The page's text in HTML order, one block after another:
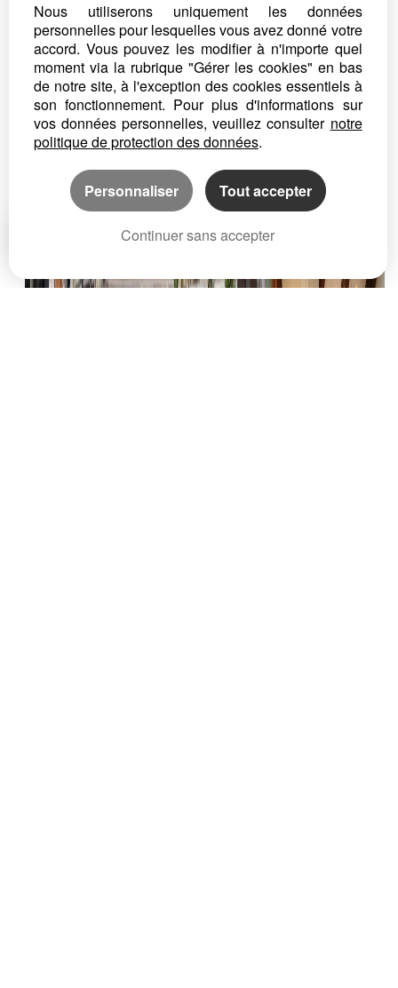
Nous utiliserons uniquement les données
personnelles pour lesquelles vous avez donné votre
accord. Vous pouvez les modifier à n'importe quel
moment via la rubrique "Gérer les cookies" en bas
de notre site, à l'exception des cookies essentiels à
son fonctionnement. Pour plus d'informations sur
vos données personnelles, veuillez consulter notre
politique de protection des données.
Personnaliser Tout accepter
Continuer sans accepter